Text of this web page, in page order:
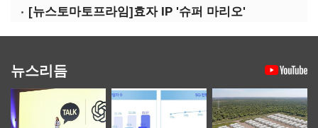
[뉴스토마토프라임]효자 IP '슈퍼 마리오'
뉴스리듬